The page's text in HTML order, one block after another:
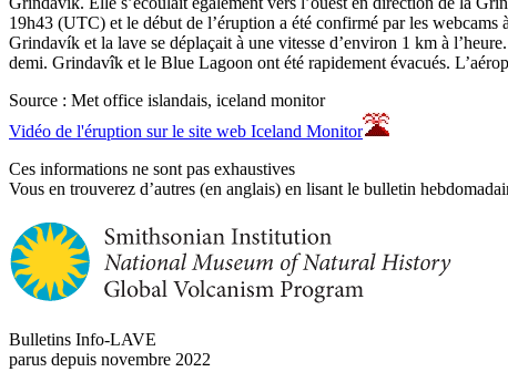
19h43 (UTC) et le début de l’éruption a été confirmé par les
Grindavík et la lave se déplaçait à une vitesse d’environ 1 km à
demi. Grindavîk et le Blue Lagoon ont été rapidement évacués.
Source : Met office islandais, iceland monitor
Vidéo de l'éruption sur le site web Iceland Monitor
Ces informations ne sont pas exhaustives
Vous en trouverez d’autres (en anglais) en lisant le bulletin
Bulletins Info-LAVE
parus depuis novembre 2022